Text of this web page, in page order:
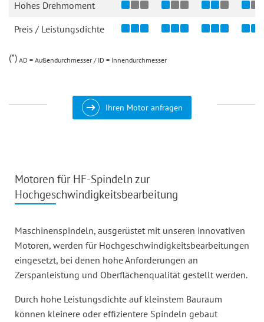
Hohes Drehmoment
Preis / Leistungsdichte
(*) AD = Außendurchmesser / ID = Innendurchmesser
Ihren Motor anfragen
Motoren für HF-Spindeln zur
Hochgeschwindigkeits­bearbeitung
Maschinenspindeln, ausgerüstet mit unseren innovativen
Motoren, werden für Hochgeschwindigkeits­bearbeitungen
eingesetzt, bei denen hohe Anforderungen an
Zerspanleistung und Oberflächenqualität gestellt werden.
Durch hohe Leistungsdichte auf kleinstem Bauraum
können kleinere oder effizientere Spindeln gebaut